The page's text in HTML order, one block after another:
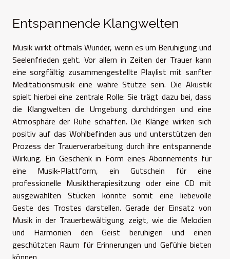
Entspannende Klangwelten
Musik wirkt oftmals Wunder, wenn es um Beruhigung und
Seelenfrieden geht. Vor allem in Zeiten der Trauer kann
eine sorgfältig zusammengestellte Playlist mit sanfter
Meditationsmusik eine wahre Stütze sein. Die Akustik
spielt hierbei eine zentrale Rolle: Sie trägt dazu bei, dass
die Klangwelten die Umgebung durchdringen und eine
Atmosphäre der Ruhe schaffen. Die Klänge wirken sich
positiv auf das Wohlbefinden aus und unterstützen den
Prozess der Trauerverarbeitung durch ihre entspannende
Wirkung. Ein Geschenk in Form eines Abonnements für
eine Musik-Plattform, ein Gutschein für eine
professionelle Musiktherapiesitzung oder eine CD mit
ausgewählten Stücken könnte somit eine liebevolle
Geste des Trostes darstellen. Gerade der Einsatz von
Musik in der Trauerbewältigung zeigt, wie die Melodien
und Harmonien den Geist beruhigen und einen
geschützten Raum für Erinnerungen und Gefühle bieten